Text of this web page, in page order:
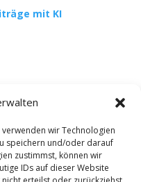
wir Technologien
speichern und/oder darauf
zustimmst, können wir
IDs auf dieser Website
mit KI
Datenschutz
AGB